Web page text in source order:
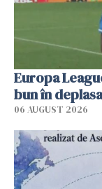
Europa
bun în
06 AUGUST 2026